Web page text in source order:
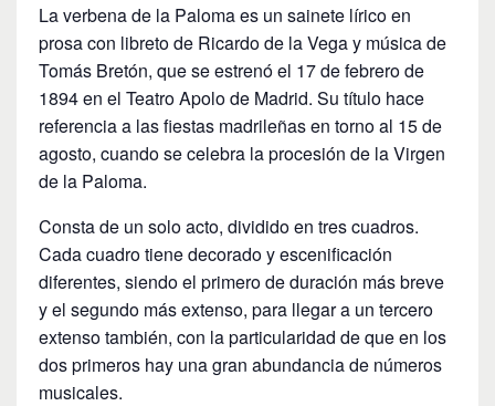
La verbena de la Paloma es un sainete lírico en
prosa con libreto de Ricardo de la Vega y música de
Tomás Bretón, que se estrenó el 17 de febrero de
1894 en el Teatro Apolo de Madrid. Su título hace
referencia a las fiestas madrileñas en torno al 15 de
agosto, cuando se celebra la procesión de la Virgen
de la Paloma.
Consta de un solo acto, dividido en tres cuadros.
Cada cuadro tiene decorado y escenificación
diferentes, siendo el primero de duración más breve
y el segundo más extenso, para llegar a un tercero
extenso también, con la particularidad de que en los
dos primeros hay una gran abundancia de números
musicales.